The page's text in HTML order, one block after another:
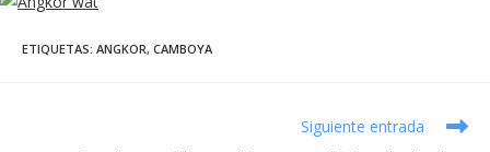
ETIQUETAS: ANGKOR, CAMBOYA
Siguiente entrada